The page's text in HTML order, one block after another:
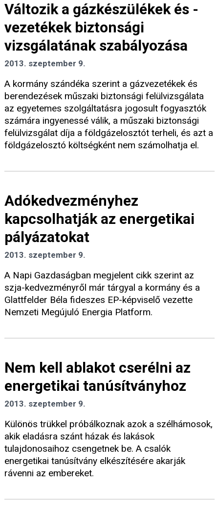
Változik a gázkészülékek és -
vezetékek biztonsági
vizsgálatának szabályozása
2013. szeptember 9.
A kormány szándéka szerint a gázvezetékek és
berendezések műszaki biztonsági felülvizsgálata
az egyetemes szolgáltatásra jogosult fogyasztók
számára ingyenessé válik, a műszaki biztonsági
felülvizsgálat díja a földgázelosztót terheli, és azt a
földgázelosztó költségként nem számolhatja el.
Adókedvezményhez
kapcsolhatják az energetikai
pályázatokat
2013. szeptember 9.
A Napi Gazdaságban megjelent cikk szerint az
szja-kedvezményről már tárgyal a kormány és a
Glattfelder Béla fideszes EP-képviselő vezette
Nemzeti Megújuló Energia Platform.
Nem kell ablakot cserélni az
energetikai tanúsítványhoz
2013. szeptember 9.
Különös trükkel próbálkoznak azok a szélhámosok,
akik eladásra szánt házak és lakások
tulajdonosaihoz csengetnek be. A csalók
energetikai tanúsítvány elkészítésére akarják
rávenni az embereket.